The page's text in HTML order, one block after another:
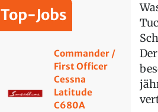
Top-Jobs
Commander /
First Officer
Cessna
Latitude
C680A